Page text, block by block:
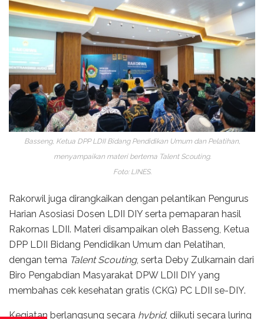
Basseng, Ketua DPP LDII Bidang Pendidikan Umum dan Pelatihan,
menyampaikan materi bertema Talent Scouting.
Foto: LINES.
Rakorwil juga dirangkaikan dengan pelantikan Pengurus
Harian Asosiasi Dosen LDII DIY serta pemaparan hasil
Rakornas LDII. Materi disampaikan oleh Basseng, Ketua
DPP LDII Bidang Pendidikan Umum dan Pelatihan,
dengan tema Talent Scouting, serta Deby Zulkarnain dari
Biro Pengabdian Masyarakat DPW LDII DIY yang
membahas cek kesehatan gratis (CKG) PC LDII se-DIY.
Kegiatan berlangsung secara hybrid, diikuti secara luring